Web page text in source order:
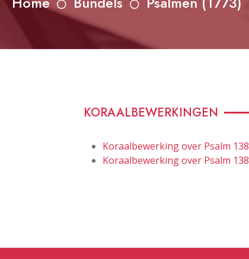
KORAALBEWERKINGEN
Koraalbewerking over Psalm 138
Koraalbewerking over Psalm 138